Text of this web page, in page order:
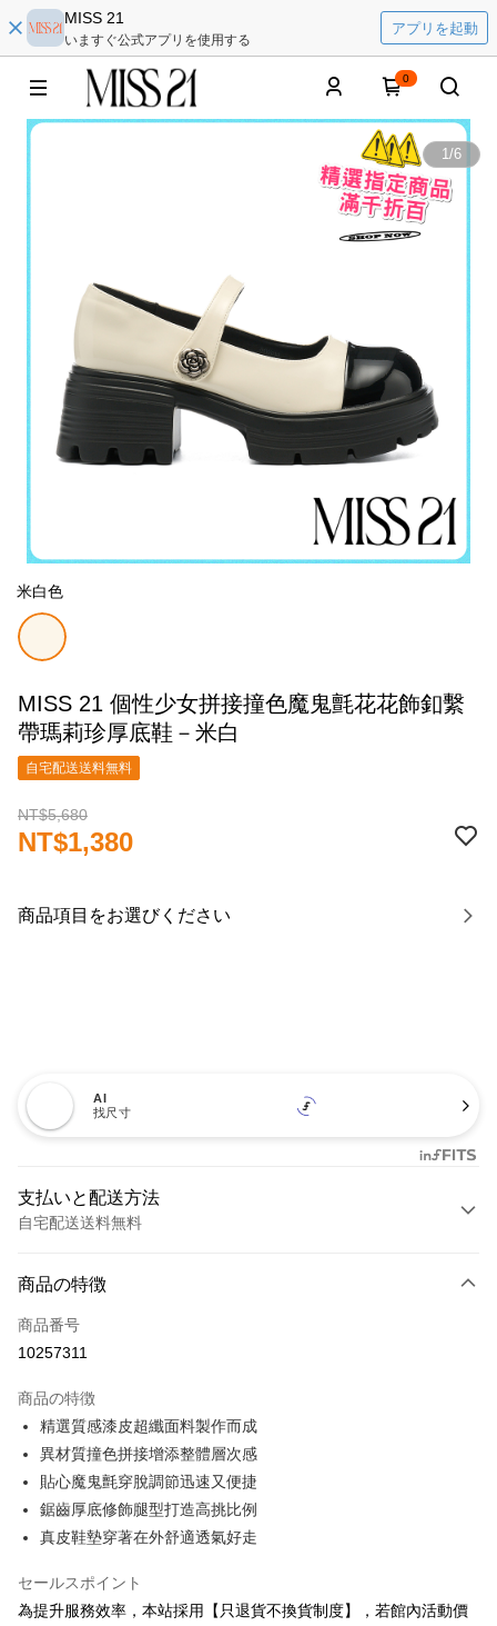
MISS 21
いますぐ公式アプリを使用する
アプリを起動
0
1/6
米白色
MISS 21 個性少女拼接撞色魔鬼氈花花飾釦繫
帶瑪莉珍厚底鞋－米白
自宅配送送料無料
NT$5,680
NT$1,380
商品項目をお選びください
AI
找尺寸
支払いと配送方法
自宅配送送料無料
クレジットカード1回払い
クレジットカード分割払い
合作金庫商業銀行
華南商業銀行
上海商業儲蓄銀行
国泰世華商業銀行
台湾中小企業銀行
聯邦商業銀行
玉山商業銀行
台新國際商業銀行
中国信託商業銀行
6回払い、金利0、毎回
合作金庫商業銀行
華南商業銀行
上海商業儲蓄銀行
国泰世華商業銀行
台湾中小企業銀行
聯邦商業銀行
元大商業銀行
永豐商業銀行
12回払い、金利0、毎回NT$115
合作金庫商業銀行
上海商業儲蓄銀行
国泰世華商業銀行
HSBC(台湾)商業銀行
聯邦商業銀行
遠東国際商業銀行
LINE Pay
Apple Pay
Easy Wallet
商品の特徴
商品番号
10257311
商品の特徴
精選質感漆皮超纖面料製作而成
異材質撞色拼接增添整體層次感
貼心魔鬼氈穿脫調節迅速又便捷
鋸齒厚底修飾腿型打造高挑比例
真皮鞋墊穿著在外舒適透氣好走
セールスポイント
為提升服務效率，本站採用【只退貨不換貨制度】，若館內活動價